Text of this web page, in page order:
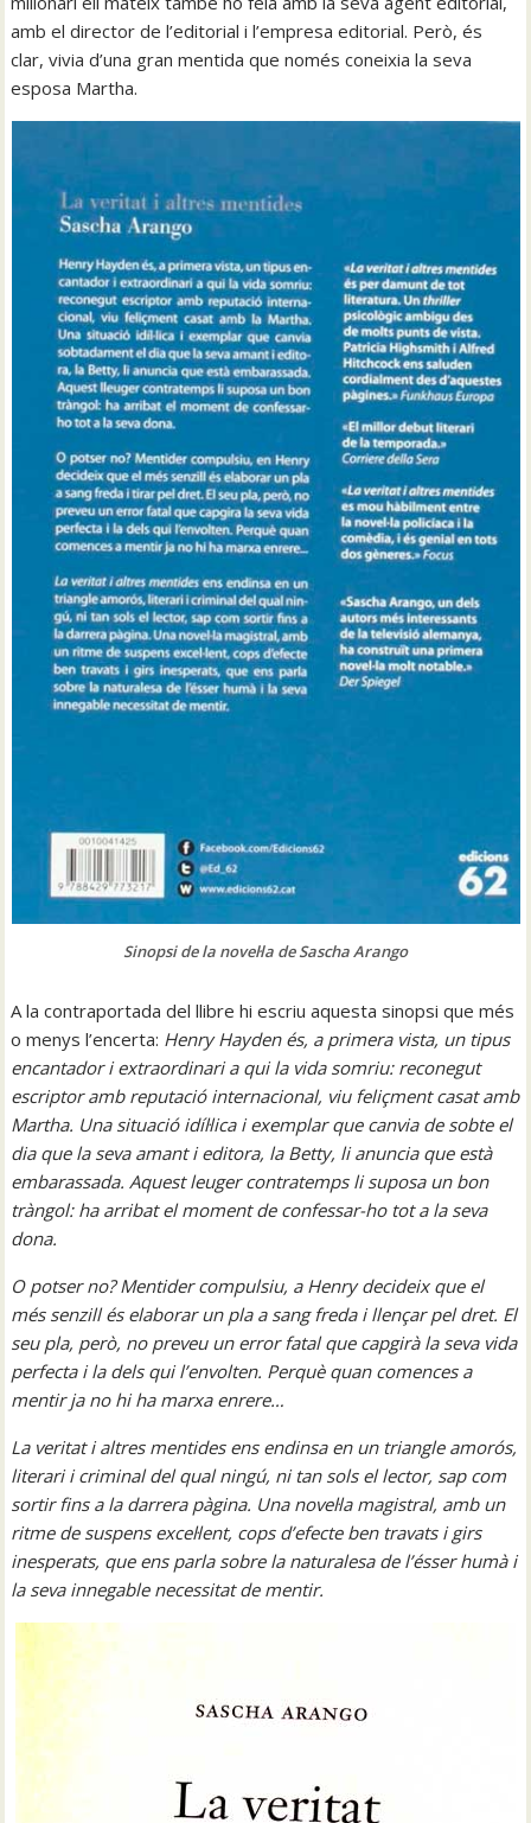
amb el director de l’editorial i l’empresa editorial. Però, és
clar, vivia d’una gran mentida que només coneixia la seva
esposa Martha.
Sinopsi de la novel·la de Sascha Arango
A la contraportada del llibre hi escriu aquesta sinopsi que més
o menys l’encerta: Henry Hayden és, a primera vista, un tipus
encantador i extraordinari a qui la vida somriu: reconegut
escriptor amb reputació internacional, viu feliçment casat amb
Martha. Una situació idíl·lica i exemplar que canvia de sobte el
dia que la seva amant i editora, la Betty, li anuncia que està
embarassada. Aquest leuger contratemps li suposa un bon
tràngol: ha arribat el moment de confessar-ho tot a la seva
dona.
O potser no? Mentider compulsiu, a Henry decideix que el
més senzill és elaborar un pla a sang freda i llençar pel dret. El
seu pla, però, no preveu un error fatal que capgirà la seva vida
perfecta i la dels qui l’envolten. Perquè quan comences a
mentir ja no hi ha marxa enrere…
La veritat i altres mentides ens endinsa en un triangle amorós,
literari i criminal del qual ningú, ni tan sols el lector, sap com
sortir fins a la darrera pàgina. Una novel·la magistral, amb un
ritme de suspens excel·lent, cops d’efecte ben travats i girs
inesperats, que ens parla sobre la naturalesa de l’ésser humà i
la seva innegable necessitat de mentir.